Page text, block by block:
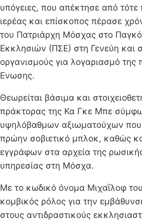
υπόγειες, που απέκτησε από
ιερέας και επίσκοπος πέρασε
του Πατριάρχη Μόσχας στο
Εκκλησιών (ΠΣΕ) στη Γενεύη και
οργανισμούς για λογαριασμό της
Ενωσης.
Θεωρείται βάσιμα και
πράκτορας της Κα Γκε Μπε
υψηλόβαθμων αξιωματούχων που
πρώην σοβιετικό μπλοκ, καθώς
εγγράφων στα αρχεία της
υπηρεσίας στη Μόσχα.
Με το κωδικό όνομα Μιχαΐλοφ του
κομβικός ρόλος για την
στους αντιδραστικούς